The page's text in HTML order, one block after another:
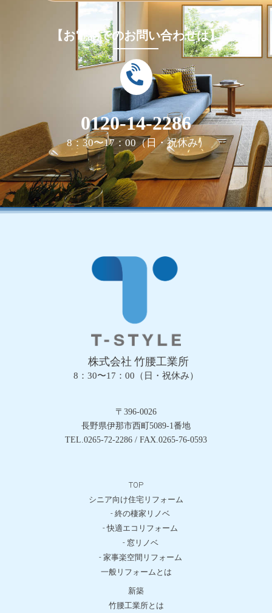
【お電話でのお問い合わせは】
0120-14-2286
8：30〜17：00（日・祝休み）
株式会社 竹腰工業所
8：30〜17：00（日・祝休み）
〒396-0026
長野県伊那市西町5089-1番地
TEL.0265-72-2286 / FAX.0265-76-0593
TOP
シニア向け住宅リフォーム
- 終の棲家リノベ
- 快適エコリフォーム
- 窓リノベ
- 家事楽空間リフォーム
一般リフォームとは
新築
竹腰工業所とは